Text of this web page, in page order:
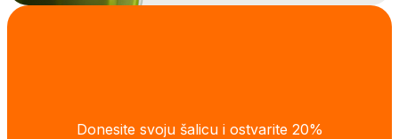
Donesite svoju šalicu i ostvarite 20%